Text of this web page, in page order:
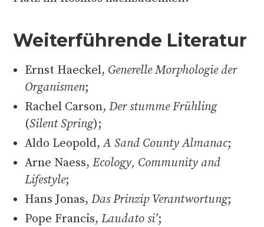
Weiterführende Literatur
Ernst Haeckel, Generelle Morphologie der
Organismen;
Rachel Carson, Der stumme Frühling
(Silent Spring);
Aldo Leopold,A Sand County Almanac;
Arne Naess, Ecology, Community and
Lifestyle;
Hans Jonas, Das Prinzip Verantwortung;
Pope Francis, Laudato si’;